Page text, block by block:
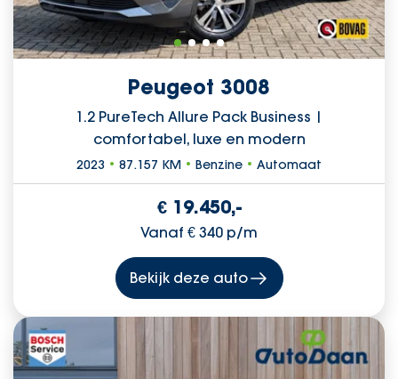
Peugeot 3008
1.2 PureTech Allure Pack Business |
comfortabel, luxe en modern
2023 • 87.157 KM • Benzine • Automaat
€ 19.450,-
Vanaf € 340 p/m
Bekijk deze auto